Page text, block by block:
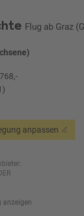
Flug ab Graz
anpassen
anzeigen